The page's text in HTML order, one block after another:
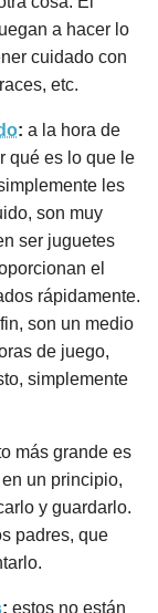
a hacer lo
cuidado con
etc.
: a la hora de
qué es lo que le
les
son muy
ser juguetes
el
rápidamente.
son un medio
de juego,
simplemente
más grande es
un principio,
y guardarlo.
padres, que
: estos no están